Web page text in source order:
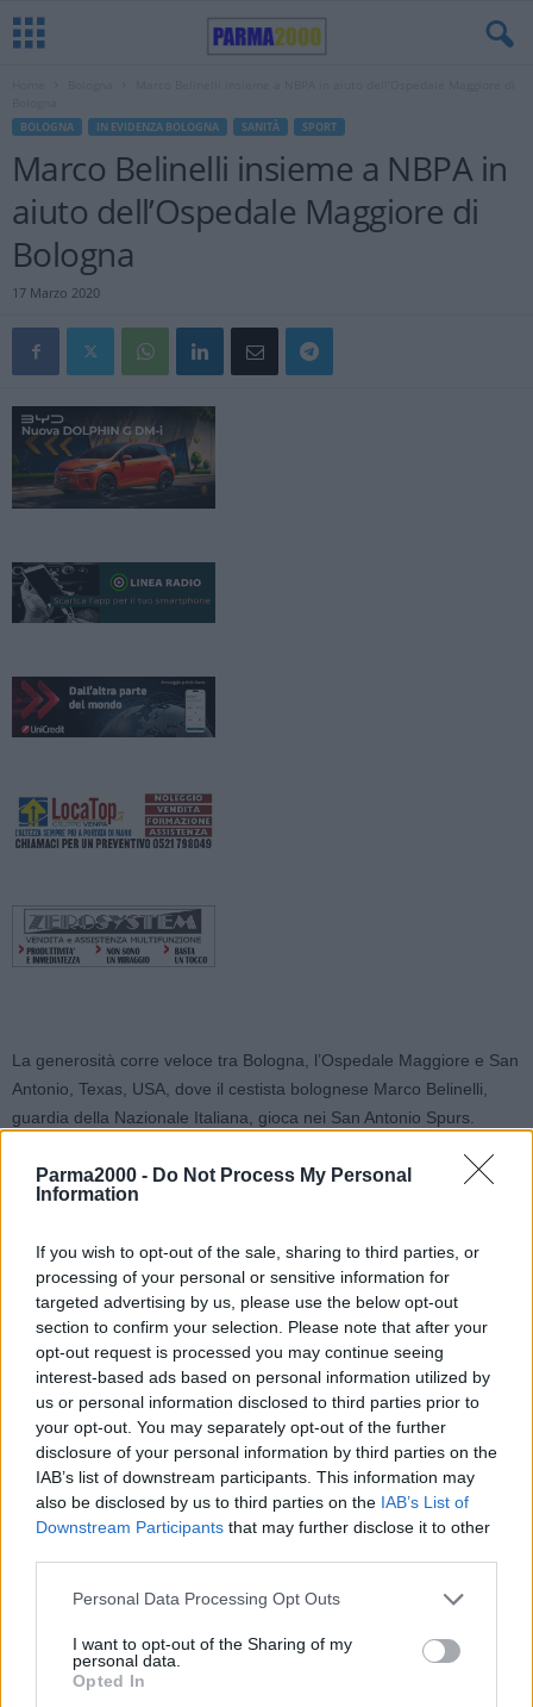
Parma2000 - Do Not Process My Personal
Information
If you wish to opt-out of the sale, sharing to third parties, or
processing of your personal or sensitive information for
targeted advertising by us, please use the below opt-out
section to confirm your selection. Please note that after your
opt-out request is processed you may continue seeing
interest-based ads based on personal information utilized by
us or personal information disclosed to third parties prior to
your opt-out. You may separately opt-out of the further
disclosure of your personal information by third parties on the
IAB’s list of downstream participants. This information may
also be disclosed by us to third parties on the IAB’s List of
Downstream Participants that may further disclose it to other
Personal Data Processing Opt Outs
I want to opt-out of the Sharing of my
personal data.
Opted In
BOLOGNA IN EVIDENZA BOLOGNA SANITÀ SPORT
Marco Belinelli insieme a NBPA in
aiuto dell’Ospedale Maggiore di
Bologna
17 Marzo 2020
La generosità corre veloce tra Bologna, l’Ospedale Maggiore e San
Antonio, Texas, USA, dove il cestista bolognese Marco Belinelli,
guardia della Nazionale Italiana, gioca nei San Antonio Spurs.
famoso, contribuendo economicamente all’acquisto di
apparecchiature sanitarie per l’Ospedale Maggiore. La generosità
sanitarie utili all’assistenza dei pazienti colpiti dal COVID-19. Nella
donazione Marco ha coinvolto anche NBPA – National Basketball
Players Association.
“Ringrazio Marco Belinelli per la sua generosità che, è il caso di
dirlo, non conosce confini, dichiara Chiara Gibertoni, Commissario
Straordinario dell’Azienda Usl di Bologna. Marco ha dato un
simbolico “cinque” a tutti gli operatori sanitari che ormai da
settimane stanno dando il massimo per fronteggiare l’emergenza
COVID-19. Testimonianze di affetto e solidarietà, come queste,
Belinelli – sono sempre stato in contatto con la mia famiglia e i miei
amici in Italia. Mio padre è medico chirurgo e per tanti anni ha